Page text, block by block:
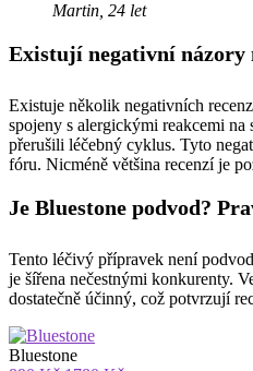
Martin, 24 let
Existují negativní názory
Existuje několik negativních
spojeny s alergickými reakcemi
přerušili léčebný cyklus. Tyto
fóru. Nicméně většina recenzí je
Je Bluestone podvod?
Tento léčivý přípravek není
je šířena nečestnými konkurenty.
dostatečně účinný, což potvrzují
Bluestone